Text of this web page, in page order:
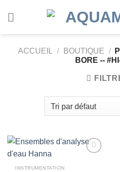
ACCUEIL / BOUTIQUE /
BORE --
INSTRUMENTATION